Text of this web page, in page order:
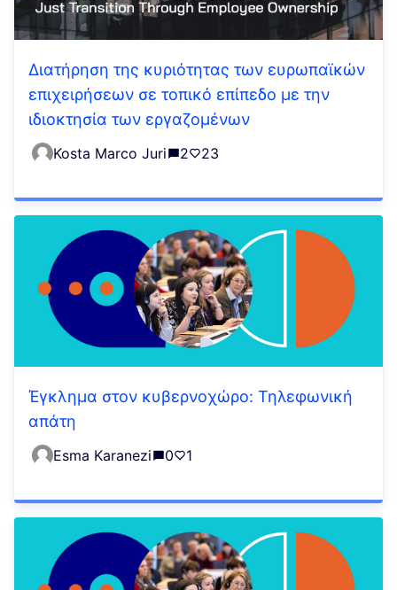
Διατήρηση της κυριότητας των ευρωπαϊκών
επιχειρήσεων σε τοπικό επίπεδο με την
ιδιοκτησία των εργαζομένων
Kosta Marco Juri 2 23
Έγκλημα στον κυβερνοχώρο: Τηλεφωνική
απάτη
Esma Karanezi 0 1